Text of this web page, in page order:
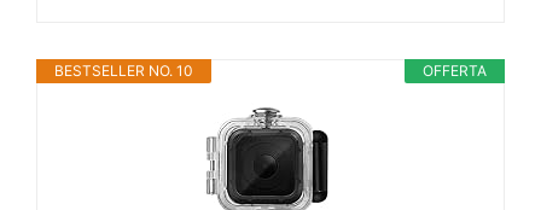
OFFERTA
BESTSELLER NO. 10